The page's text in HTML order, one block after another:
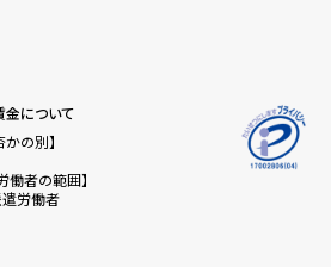
について
の別】
働者の範囲】
労働者